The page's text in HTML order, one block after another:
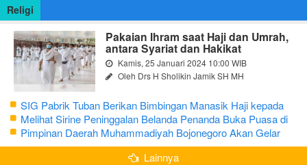
Religi
Pakaian Ihram saat Haji dan Umrah,
antara Syariat dan Hakikat
Kamis, 25 Januari 2024 10:00 WIB
Oleh Drs H Sholikin Jamik SH MH
SIG Pabrik Tuban Berikan Bimbingan Manasik Haji kepada
CJH Kabupaten Tuban
Melihat Sirine Peninggalan Belanda Penanda Buka Puasa di
Pendopo Bupati Blora
Pimpinan Daerah Muhammadiyah Bojonegoro Akan Gelar
Salat Iduladha 9 Juli 2022
Lainnya